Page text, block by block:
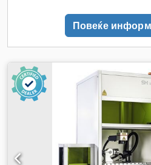
Повеќе